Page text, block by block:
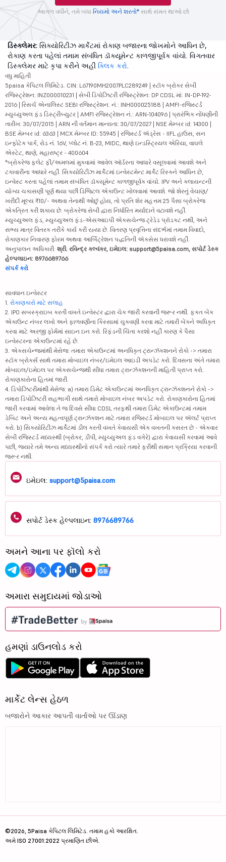
આગળ વધીને, તમે બધા નિયમો અને શરતો*સાથે સંમત થાઓ છો
ડિસ્ક્લેમર: સિક્યોરિટીઝ માર્કેટમાં રોકાણ બજારના જોખમોને આધિન છે,
રોકાણ કરતા પહેલાં તમામ સંબંધિત ડૉક્યૂમેન્ટ કાળજીપૂર્વક વાંચો. વિગતવાર
ડિસ્ક્લેમર માટે કૃપા કરીને અહીં ક્લિક કરો.
વધુ માહિતી
5paisa કેપિટલ લિમિટેડ. CIN: L67190MH2007PLC289249 | સ્ટૉક બ્રોકર સેબી
રજિસ્ટ્રેશન: INZ000010231 | સેબી ડિપોઝિટરી રજિસ્ટ્રેશન: DP CDSL માં: IN-DP-192-
2016 | રિસર્ચ એનાલિસ્ટ SEBI રજિસ્ટ્રેશન. નં.: INH000025188 | AMFI-રજિસ્ટર્ડ
મ્યુચ્યુઅલ ફંડ ડિસ્ટ્રીબ્યુટર | AMFI રજિસ્ટ્રેશન નં.: ARN-104096 | પ્રારંભિક નોંધણીની
તારીખ: 30/07/2015 | ARN ની વર્તમાન માન્યતા: 30/07/2027 | NSE મેમ્બર id: 14300 |
BSE મેમ્બર id: 6363 | MCX મેમ્બર ID: 55945 | રજિસ્ટર્ડ ઍડ્રેસ - IIFL હાઉસ, સન
ઇન્ફોટેક પાર્ક, રોડ નં. 16V, પ્લોટ નં. B-23, MIDC, થાણે ઇન્ડસ્ટ્રિયલ એરિયા, વાઘલે
એસ્ટેટ, થાણે, મહારાષ્ટ્ર - 400604
*બ્રોકરેજ ફ્લેટ ફી/અમલમાં મુકવામાં આવેલ ઑર્ડરના આધારે વસૂલવામાં આવશે અને
ટકાવારીના આધારે નહીં. સિક્યોરિટીઝ માર્કેટમાં ઇન્વેસ્ટમેન્ટ માર્કેટ રિસ્કને આધિન છે,
ઇન્વેસ્ટ કરતા પહેલાં તમામ સંબંધિત ડૉક્યૂમેન્ટ કાળજીપૂર્વક વાંચો. IPV અને ક્લાયન્ટની
યોગ્ય ચકાસણી પૂર્ણ થયા પછી ડિજિટલ એકાઉન્ટ ખોલવામાં આવશે. જો શેરનું વેચાણ/
ખરીદી મૂલ્ય ₹10/- અથવા તેનાથી ઓછું હોય, તો પ્રતિ શેર મહત્તમ 25 પૈસા બ્રોકરેજ
એકત્રિત કરી શકાય છે. બ્રોકરેજ સેબી દ્વારા નિર્ધારિત મર્યાદાને વટાવશે નહીં.
મ્યુચ્યુઅલ ફંડ, મ્યુચ્યુઅલ ફંડ-એસઆઇપી એક્સચેન્જ ટ્રેડેડ પ્રૉડક્ટ નથી, અને
સભ્ય માત્ર વિતરક તરીકે કાર્ય કરી રહ્યા છે. વિતરણ પ્રવૃત્તિના સંદર્ભમાં તમામ વિવાદો,
રોકાણકાર નિવારણ ફોરમ અથવા આર્બિટ્રેશન પદ્ધતિની ઍક્સેસ ધરાવશે નહીં.
અનુપાલન અધિકારી: શ્રી. રવિન્દ્ર કલ્વંકર, ઇમેઇલ: support@5paisa.com, સપોર્ટ ડેસ્ક
હેલ્પલાઇન: 8976689766
સંપર્ક કરો
સાવધાન ઇન્વેસ્ટર
1. રોકાણકારો માટે સલાહ
2. IPO સબસ્ક્રાઇબ કરતી વખતે ઇન્વેસ્ટર દ્વારા ચેક જારી કરવાની જરૂર નથી. ફક્ત બેંક
એકાઉન્ટ નંબર લખો અને ફાળવણીના કિસ્સામાં ચુકવણી કરવા માટે તમારી બેંકને અધિકૃત
કરવા માટે અરજી ફોર્મમાં સાઇન ઇન કરો. રિફંડની ચિંતા કરશો નહીં કારણ કે પૈસા
ઇન્વેસ્ટરના એકાઉન્ટમાં રહે છે.
3. એક્સચેન્જમાંથી મેસેજ: તમારા એકાઉન્ટમાં અનધિકૃત ટ્રાન્ઝૅક્શનને રોકો -> તમારા
સ્ટૉક બ્રોકર્સ સાથે તમારા મોબાઇલ નંબર/ઇમેઇલ આઇડી અપડેટ કરો. દિવસના અંતે તમારા
મોબાઇલ/ઇમેઇલ પર એક્સચેન્જથી સીધા તમારા ટ્રાન્ઝૅક્શનની માહિતી પ્રાપ્ત કરો.
રોકાણકારોના હિતમાં જારી.
4. ડિપોઝિટરીમાંથી મેસેજ: a) તમારા ડિમેટ એકાઉન્ટમાં અનધિકૃત ટ્રાન્ઝૅક્શનને રોકો ->
તમારા ડિપોઝિટરી સહભાગી સાથે તમારો મોબાઇલ નંબર અપડેટ કરો. રોકાણકારોના હિતમાં
જારી કરવામાં આવેલા તે જ દિવસે સીધા CDSL તરફથી તમારા ડિમેટ એકાઉન્ટમાં તમામ
ડેબિટ અને અન્ય મહત્વપૂર્ણ ટ્રાન્ઝૅક્શન માટે તમારા રજિસ્ટર્ડ મોબાઇલ પર ઍલર્ટ પ્રાપ્ત
કરો. b) સિક્યોરિટીઝ માર્કેટમાં ડીલ કરતી વખતે કેવાયસી એક વખતની કસરત છે - એકવાર
સેબી રજિસ્ટર્ડ મધ્યસ્થી (બ્રોકર, ડીપી, મ્યુચ્યુઅલ ફંડ વગેરે) દ્વારા કેવાયસી કરવામાં આવે
પછી, જ્યારે તમે અન્ય મધ્યસ્થીનો સંપર્ક કરો ત્યારે તમારે ફરીથી સમાન પ્રક્રિયા કરવાની
જરૂર નથી.
ઇમેઇલ: support@5paisa.com
સપોર્ટ ડેસ્ક હેલ્પલાઇન: 8976689766
અમને આના પર ફૉલો કરો
અમારા સમુદાયમાં જોડાઓ
હમણાં ડાઉનલોડ કરો
માર્કેટ લેન્સ હેઠળ
બજારોને આકાર આપતી વાર્તાઓ પર ઊંડાણ
©2026, 5Paisa કેપિટલ લિમિટેડ. તમામ હકો આરક્ષિત.
અમે ISO 27001:2022 પ્રમાણિત છીએ.